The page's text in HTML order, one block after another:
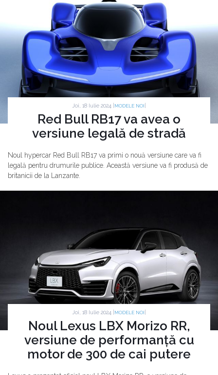
Joi, 18 Iulie 2024 | MODELE NOI
Red Bull RB17 va avea o
versiune legală de stradă
Noul hypercar Red Bull RB17 va primi o nouă versiune care va fi
legală pentru drumurile publice. Această versiune va fi produsă de
britanicii de la Lanzante.
Joi, 18 Iulie 2024 | MODELE NOI
Noul Lexus LBX Morizo RR,
versiune de performanță cu
motor de 300 de cai putere